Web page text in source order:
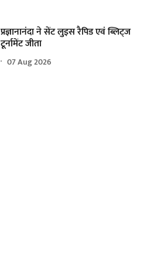
प्रज्ञानानंदा ने सेंट लुइस रैपिड एवं ब्लिट्ज
टूर्नामेंट जीता
07 Aug 2026